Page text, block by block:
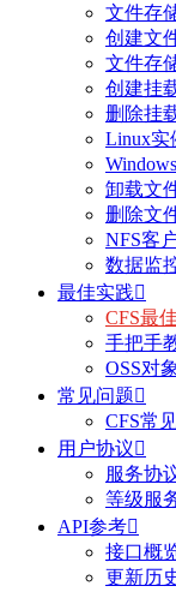
文件存
创建文
文件存
创建挂
删除挂
Linux实
卸载文
删除文
NFS客
数据监
最佳实践
CFS最
手把手
OSS对
常见问题
CFS常
用户协议
服务协
等级服
API参考
接口概
更新历